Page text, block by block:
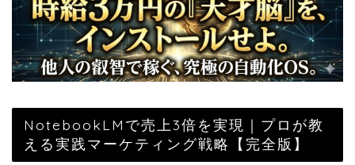
NotebookLMで売上3倍を実現｜プロが教
える実践マーケティング戦略【完全版】